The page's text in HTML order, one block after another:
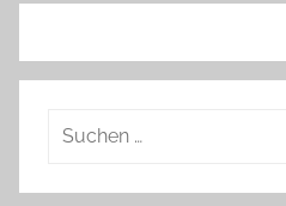
Suchen